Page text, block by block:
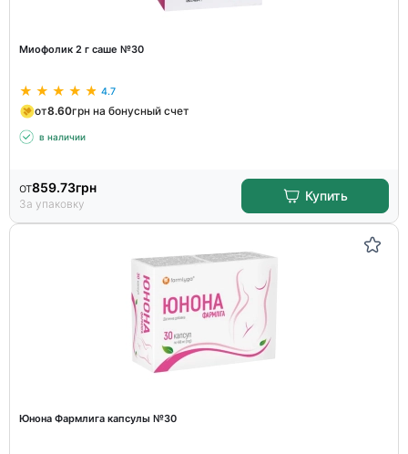
Миофолик 2 г саше №30
4.7
от8.60грн на бонусный счет
в наличии
от859.73грн
За упаковку
Купить
Юнона Фармлига капсулы №30